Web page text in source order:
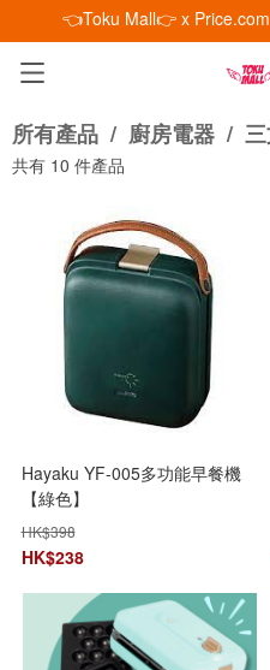
👈Toku Mall👉 x Price.com
已加入購物車
所有產品 / 廚房電器 /
共有 10 件產品
Hayaku YF-005多功能早餐機
【綠色】
HK$398
HK$238